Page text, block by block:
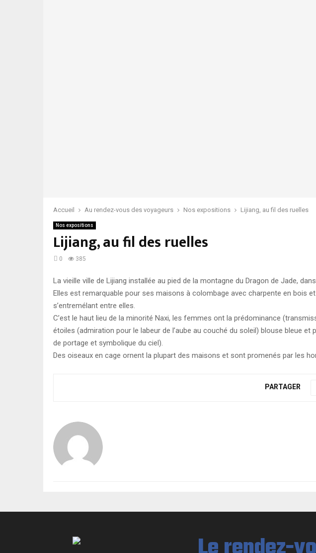
Accueil Au rendez-vous des voyageurs Nos expositions Lijiang, au fil des ruelles
Nos expositions
Lijiang, au fil des ruelles
0 385
La vieille ville de Lijiang installée au pied de la montagne du Dragon de Jade,
Elles est remarquable pour ses maisons à colombage avec charpente en bois
s’entremélant entre elles.
C’est le haut lieu de la minorité Naxi, les femmes ont la prédominance
étoiles (admiration pour le labeur de l’aube au couché du soleil) blouse bleue
de portage et symbolique du ciel).
Des oiseaux en cage ornent la plupart des maisons et sont promenés par les
PARTAGER